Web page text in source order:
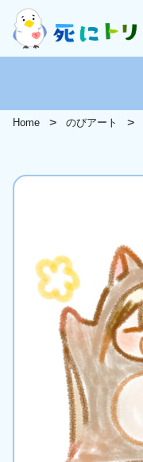
Home のびアート